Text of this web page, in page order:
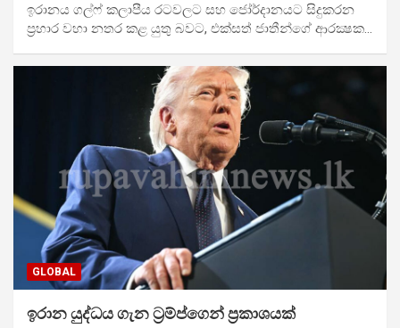
ඉරානය ගල්ෆ් කලාපීය රටවලට සහ ජෝර්දානයට සිදුකරන
ප්‍රහාර වහා නතර කළ යුතු බවට, එක්සත් ජාතීන්ගේ ආරක්‍ෂක…
GLOBAL
ඉරාන යුද්ධය ගැන ට්‍රම්ප්ගෙන් ප්‍රකාශයක්